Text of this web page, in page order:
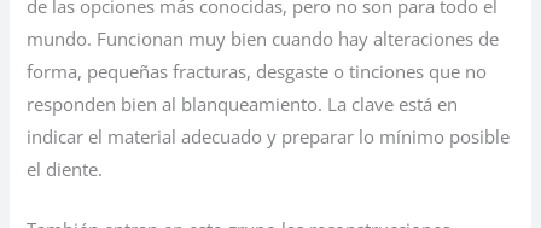
de las opciones más conocidas, pero no son para todo el
mundo. Funcionan muy bien cuando hay alteraciones de
forma, pequeñas fracturas, desgaste o tinciones que no
responden bien al blanqueamiento. La clave está en
indicar el material adecuado y preparar lo mínimo posible
el diente.